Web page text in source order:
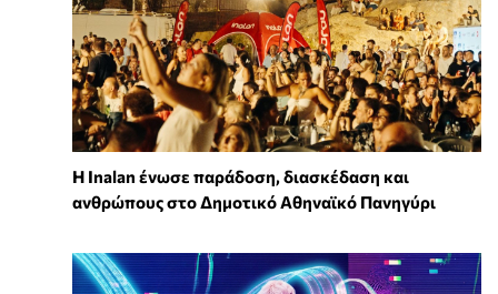
Η Inalan ένωσε παράδοση, διασκέδαση και
ανθρώπους στο Δημοτικό Αθηναϊκό Πανηγύρι